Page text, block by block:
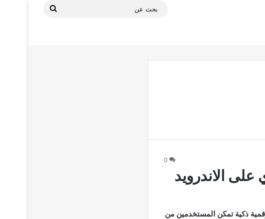
بحث
0
الاندرويد
ذكية تمكن المستخدمين من